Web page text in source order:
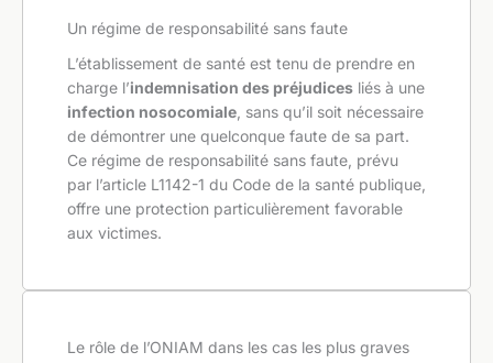
Un régime de responsabilité sans faute
L’établissement de santé est tenu de prendre en
charge l’indemnisation des préjudices liés à une
infection nosocomiale , sans qu’il soit nécessaire
de démontrer une quelconque faute de sa part.
Ce régime de responsabilité sans faute, prévu
par l’article L1142-1 du Code de la santé publique,
offre une protection particulièrement favorable
aux victimes.
Le rôle de l’ONIAM dans les cas les plus graves